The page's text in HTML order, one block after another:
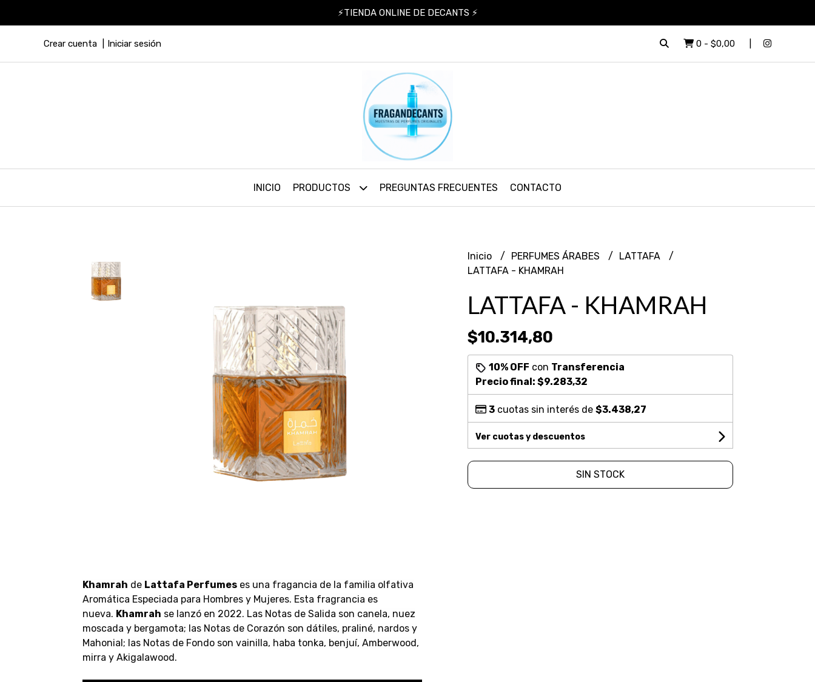
⚡TIENDA ONLINE DE DECANTS ⚡
Crear cuenta Iniciar sesión 0 - $0,00
INICIO PRODUCTOS PREGUNTAS FRECUENTES CONTACTO
Khamrah de Lattafa Perfumeses una fragancia de la familia olfativa
Aromática Especiada para Hombres y Mujeres. Esta fragrancia es
nueva. Khamrah se lanzó en 2022. Las Notas de Salida son canela, nuez
moscada y bergamota; las Notas de Corazón son dátiles, praliné, nardos y
Mahonial; las Notas de Fondo son vainilla, haba tonka, benjuí, Amberwood,
mirra y Akigalawood.
Inicio PERFUMES ÁRABES
LATTAFA
LATTAFA - KHAMRAH
LATTAFA - KHAMRAH
$10.314,80
10% OFF con Transferencia
Precio final: $9.283,32
3cuotas sin interés de $3.438,27
Ver cuotas y descuentos
SIN STOCK